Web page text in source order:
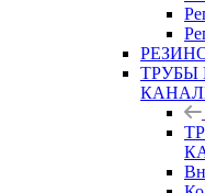
ТРУБЫ